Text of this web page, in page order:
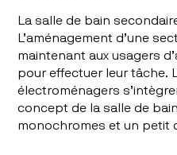
La salle de bain
L’aménagement d’une
maintenant aux usagers
pour effectuer leur tâche.
électroménagers
concept de la salle de
monochromes et un petit